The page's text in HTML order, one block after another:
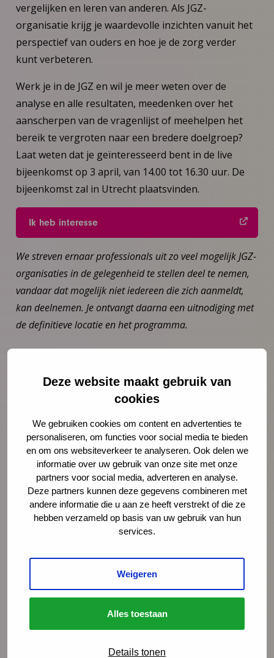
Deze website maakt gebruik van
cookies
We gebruiken cookies om content en advertenties te
personaliseren, om functies voor social media te bieden
en om ons websiteverkeer te analyseren. Ook delen we
informatie over uw gebruik van onze site met onze
partners voor social media, adverteren en analyse.
Deze partners kunnen deze gegevens combineren met
andere informatie die u aan ze heeft verstrekt of die ze
hebben verzameld op basis van uw gebruik van hun
services.
Weigeren
Alles toestaan
Details tonen
vergelijken en leren van anderen. Als JGZ-
organisatie krijg je waardevolle inzichten vanuit het
perspectief van ouders en hoe je de zorg verder
kunt verbeteren.
Werk je in de JGZ en wil je meer weten over de
analyse en alle resultaten, meedenken over het
aanscherpen van de vragenlijst of meehelpen het
bereik te vergroten naar een bredere doelgroep?
Laat weten dat je geïnteresseerd bent in de live
bijeenkomst op 3 april, van 14.00 tot 16.30 uur. De
bijeenkomst zal in Utrecht plaatsvinden.
Ik heb interesse
We streven ernaar professionals uit zo veel mogelijk JGZ-
organisaties in de gelegenheid te stellen deel te nemen,
vandaar dat mogelijk niet iedereen die zich aanmeldt,
kan deelnemen. Je ontvangt daarna een uitnodiging met
de definitieve locatie en het programma.
Het LPK
Het Landelijk Professioneel Kader (LPK)
aansluiten bij waar behoefte aan is en doen
wat nodig is. Het O&O-schema geeft JGZ-
professionals richting in de dialoog met
jeugdigen en ouders.